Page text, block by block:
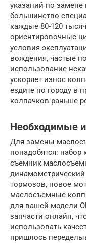
указаний по
большинство
каждые 80-120
ориентировочные
условия
вождения, частые
использование
ускоряет износ
ездите по городу в
колпачков раньше
Необходимые
Для замены
понадобятся: набор
съемник
тормозов, новое
маслосъемные
для вашей модели
запчасти онлайн,
использовать
пришлось